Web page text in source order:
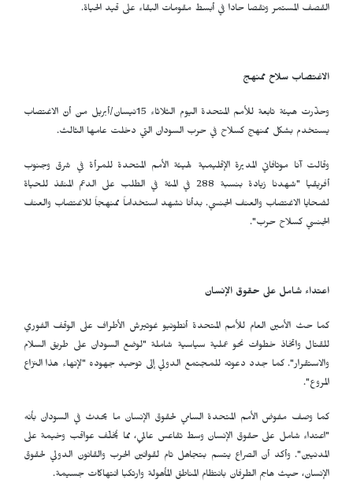
القصف المستمر ونقصا حادا في أبسط مقومات البقاء على قيد الحياة.
الاغتصاب سلاح ممنهج
وحذّرت هيئة تابعة للأمم المتحدة اليوم الثلاثاء 15نيسان/أبريل من أنّ الاغتصاب
يستخدم بشكل ممنهج كسلاح في حرب السودان التي دخلت عامها الثالث.
وقالت آنا موتافاتي المديرة الإقليمية لهيئة الأمم المتحدة للمرأة في شرق وجنوب
أفريقيا "شهدنا زيادة بنسبة 288 في المئة في الطلب على الدعم المنقذ للحياة
لضحايا الاغتصاب والعنف الجنسي. بدأنا نشهد استخداماً ممنهجاً للاغتصاب والعنف
الجنسي كسلاح حرب".
اعتداء شامل على حقوق الإنسان
كما حث الأمين العام للأمم المتحدة أنطونيو غوتيرش الأطراف على الوقف الفوري
للقتال واتخاذ خطوات نحو عملية سياسية شاملة "لوضع السودان على طريق السلام
والاستقرار". كما جدد دعوته للمجتمع الدولي إلى توحيد جهوده "لإنهاء هذا النزاع
المروع".
كما وصف مفوض الأمم المتحدة السامي لحقوق الإنسان ما يحدث في السودان بأنه
"اعتداء شامل على حقوق الإنسان وسط تقاعس عالمي، مما يُخلّف عواقب وخيمة على
المدنيين". وأكد أن الصراع يتسم بتجاهل تام لقوانين الحرب والقانون الدولي لحقوق
الإنسان، حيث هاجم الطرفان بانتظام المناطق المأهولة وارتكبا انتهاكات جسيمة.